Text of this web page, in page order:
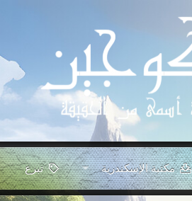
مكتبة الإسكندرية تبرع